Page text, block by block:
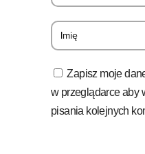
Zapisz moje
w przeglądarce aby
pisania kolejnych